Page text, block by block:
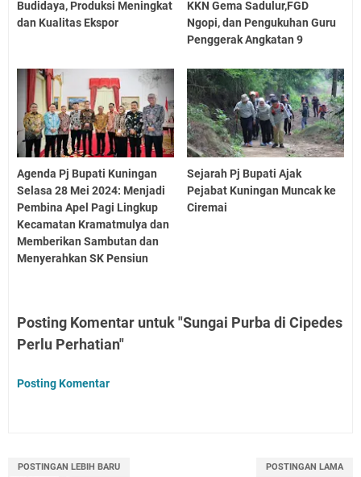
Budidaya, Produksi Meningkat
dan Kualitas Ekspor
KKN Gema Sadulur,FGD
Ngopi, dan Pengukuhan Guru
Penggerak Angkatan 9
Agenda Pj Bupati Kuningan
Selasa 28 Mei 2024: Menjadi
Pembina Apel Pagi Lingkup
Kecamatan Kramatmulya dan
Memberikan Sambutan dan
Menyerahkan SK Pensiun
Sejarah Pj Bupati Ajak
Pejabat Kuningan Muncak ke
Ciremai
Posting Komentar untuk "Sungai Purba di Cipedes
Perlu Perhatian"
Posting Komentar
POSTINGAN LEBIH BARU POSTINGAN LAMA